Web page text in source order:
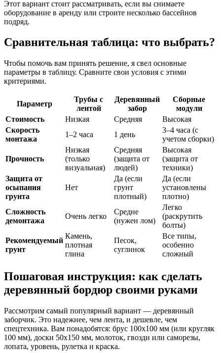
Этот вариант стоит рассматривать, если вы снимаете
оборудование в аренду или строите несколько бассейнов
подряд.
Сравнительная таблица: что выбрать?
Чтобы помочь вам принять решение, я свел основные
параметры в таблицу. Сравните свои условия с этими
критериями.
Параметр
Трубы с
лентой
Деревянный
забор
Сборные
модули
Стоимость
Низкая Средняя
Высокая
Скорость
монтажа
1–2 часа 1 день
3–4 часа (с
учетом сборки)
Прочность
Низкая
(только
визуальная)
Средняя
(защита от
людей)
Высокая
(защита от
техники)
Защита от
осыпания
грунта
Нет
Да (если
грунт
плотный)
Да (если
установлены
плотно)
Сложность
демонтажа
Очень легко
Средне
(нужен лом)
Легко
(раскрутить
болты)
Рекомендуемый
грунт
Камень,
плотная
глина
Песок,
суглинок
Все типы,
особенно
сложный
Пошаговая инструкция: как сделать
деревянный бордюр своими руками
Рассмотрим самый популярный вариант — деревянный
заборчик. Это надежнее, чем лента, и дешевле, чем
спецтехника. Вам понадобятся: брус 100х100 мм (или кругляк
100 мм), доски 50х150 мм, молоток, гвозди или саморезы,
лопата, уровень, рулетка и краска.